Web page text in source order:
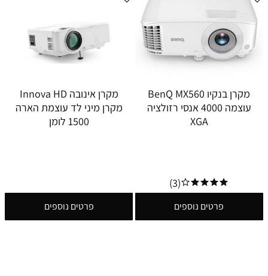
מקרן בנקיו BenQ MX560
עוצמה 4000 אנסי רזולציה
XGA
(3)
פרטים נוספים
מקרן אינובה Innova HD
מקרן מיני לד עוצמת הארה
1500 לומן
פרטים נוספים